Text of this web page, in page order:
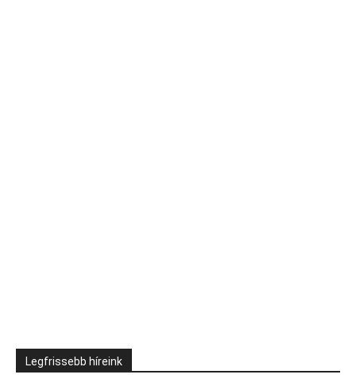
Legfrissebb híreink